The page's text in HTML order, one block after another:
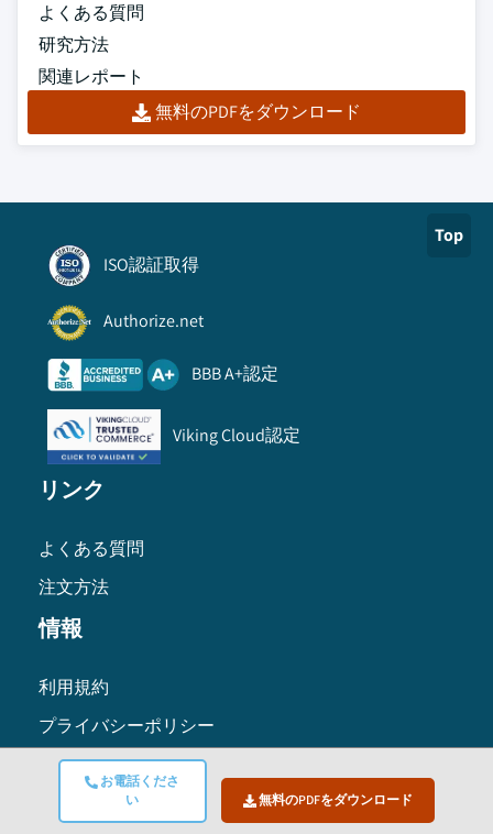
お電話くださ
い
無料のPDFをダウンロード
よくある質問
研究方法
関連レポート
無料のPDFをダウンロード
Top
ISO認証取得
Authorize.net
BBB A+認定
Viking Cloud認定
リンク
よくある質問
注文方法
情報
利用規約
プライバシーポリシー
研究方法
グローバル本社